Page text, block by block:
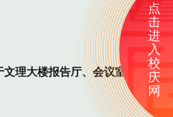
[网信中心]关于文理大楼报告厅、会议室停止使用的通知
点
击
进
入
校
庆
网